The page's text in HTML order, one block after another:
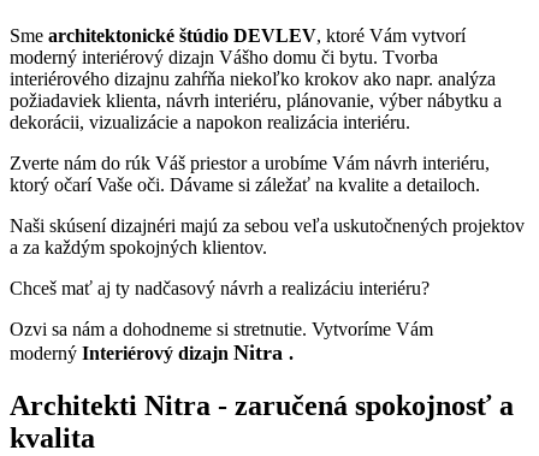
Sme architektonické štúdio DEVLEV, ktoré Vám vytvorí
moderný interiérový dizajn Vášho domu či bytu. Tvorba
interiérového dizajnu zahŕňa niekoľko krokov ako napr. analýza
požiadaviek klienta, návrh interiéru, plánovanie, výber nábytku a
dekorácii, vizualizácie a napokon realizácia interiéru.
Zverte nám do rúk Váš priestor a urobíme Vám návrh interiéru,
ktorý očarí Vaše oči. Dávame si záležať na kvalite a detailoch.
Naši skúsení dizajnéri majú za sebou veľa uskutočnených projektov
a za každým spokojných klientov.
Chceš mať aj ty nadčasový návrh a realizáciu interiéru?
Ozvi sa nám a dohodneme si stretnutie. Vytvoríme Vám
moderný Interiérový dizajn Nitra .
Architekti Nitra - zaručená spokojnosť a
kvalita